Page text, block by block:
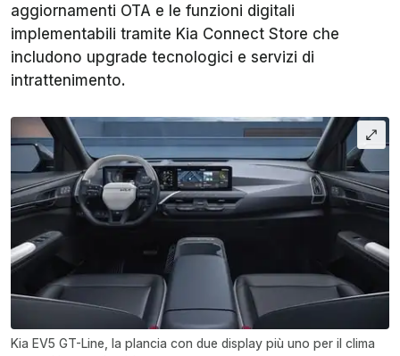
aggiornamenti OTA e le funzioni digitali
implementabili tramite Kia Connect Store che
includono upgrade tecnologici e servizi di
intrattenimento.
Kia EV5 GT-Line, la plancia con due display più uno per il clima